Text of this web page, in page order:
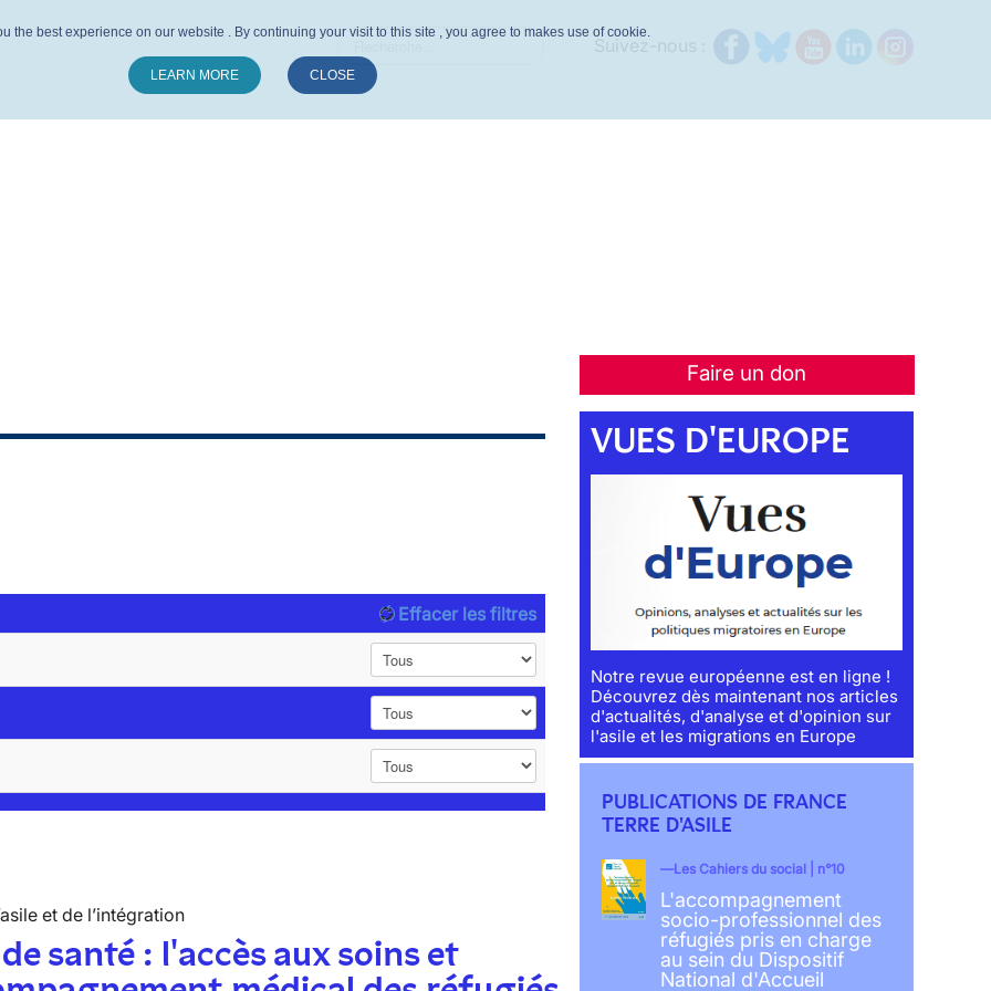
Faire un don
Effacer les filtres
et de l’intégration
santé : l'accès aux soins et
VUES D'EUROPE
Notre revue européenne est en ligne !
Découvrez dès maintenant nos articles
d'actualités, d'analyse et d'opinion sur
l'asile et les migrations en Europe
PUBLICATIONS DE FRANCE
TERRE D'ASILE
Les Cahiers du social | n°10
L'accompagnement
socio-professionnel des
réfugiés pris en charge
au sein du Dispositif
National d'Accueil
the best experience on our website . By continuing your visit to this site , you agree to makes use of cookie.
LEARN MORE CLOSE